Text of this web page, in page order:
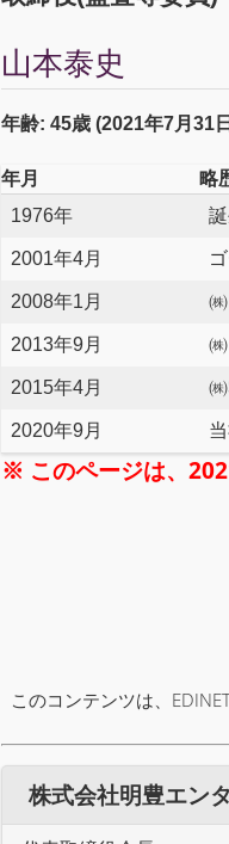
山本泰史
年齢: 45歳 (2021年7月31
年月
略
1976年
2001年4月
2008年1月
2013年9月
2015年4月
2020年9月
※ このページは、
このコンテンツは、
株式会社明豊エン